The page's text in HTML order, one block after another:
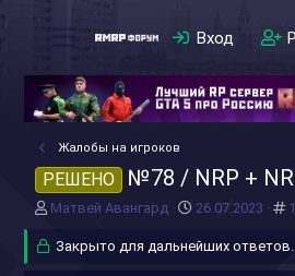
Вход
Жалобы на игроков
РЕШЕНО №78 / NRP +
А
т
Матвей Авангард
Д
т
26.07.2023 #
Закрыто для дальнейших ответов.